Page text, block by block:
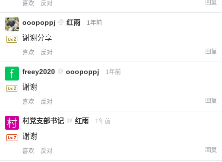
喜欢 反对 回复
ooopoppj @ 红雨 1年前
谢谢分享
喜欢 反对 回复
freey2020 @ ooopoppj 1年前
谢谢
喜欢 反对 回复
村党支部书记 @ 红雨 1年前
谢谢
喜欢 反对 回复